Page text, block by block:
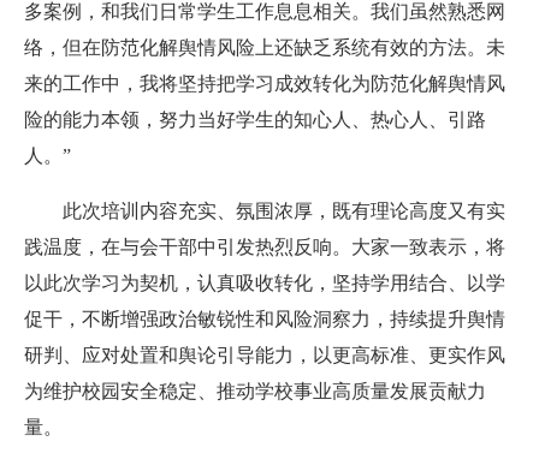
多案例，和我们日常学生工作息息相关。我们虽然熟悉网
络，但在防范化解舆情风险上还缺乏系统有效的方法。未
来的工作中，我将坚持把学习成效转化为防范化解舆情风
险的能力本领，努力当好学生的知心人、热心人、引路
人。”
此次培训内容充实、氛围浓厚，既有理论高度又有实
践温度，在与会干部中引发热烈反响。大家一致表示，将
以此次学习为契机，认真吸收转化，坚持学用结合、以学
促干，不断增强政治敏锐性和风险洞察力，持续提升舆情
研判、应对处置和舆论引导能力，以更高标准、更实作风
为维护校园安全稳定、推动学校事业高质量发展贡献力
量。